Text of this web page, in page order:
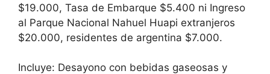
$19.000, Tasa de Embarque $5.400 ni Ingreso
al Parque Nacional Nahuel Huapi extranjeros
$20.000, residentes de argentina $7.000.
Incluye: Desayono con bebidas gaseosas y